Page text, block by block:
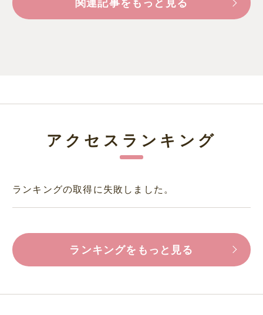
アクセスランキング
ランキングの取得に失敗しました。
ランキングをもっと見る